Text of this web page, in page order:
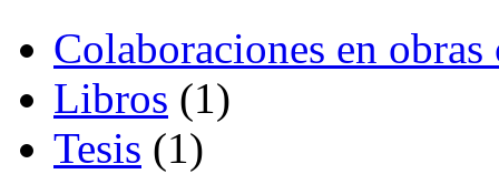
Colaboraciones en
Libros (1)
Tesis (1)